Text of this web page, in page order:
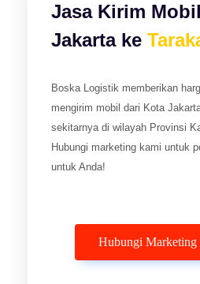
Jasa Kirim
Jakarta ke
Boska Logistik memberikan
mengirim mobil dari Kota
sekitarnya di wilayah Provinsi
Hubungi marketing kami untuk
untuk Anda!
Hubungi Marketing